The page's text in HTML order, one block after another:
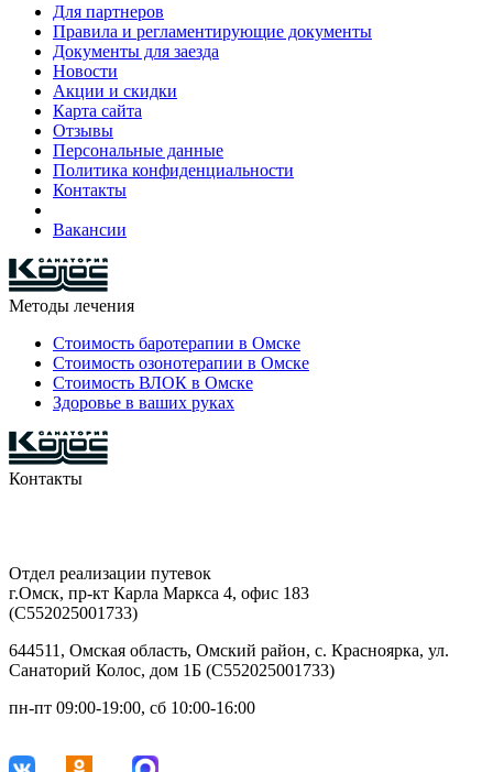
Для партнеров
Правила и регламентирующие документы
Документы для заезда
Новости
Акции и скидки
Карта сайта
Отзывы
Персональные данные
Политика конфиденциальности
Контакты
Вакансии
Методы лечения
Стоимость баротерапии в Омске
Стоимость озонотерапии в Омске
Стоимость ВЛОК в Омске
Здоровье в ваших руках
Контакты
Отдел реализации путевок
г.Омск, пр-кт Карла Маркса 4, офис 183
(С552025001733)
644511, Омская область, Омский район, с. Красноярка, ул.
Санаторий Колос, дом 1Б (С552025001733)
пн-пт 09:00-19:00, сб 10:00-16:00